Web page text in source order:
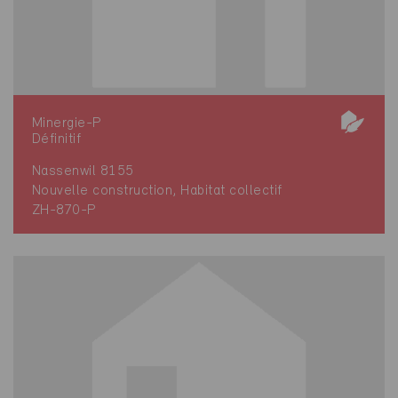
Minergie-P
Définitif
Nassenwil 8155
Nouvelle construction, Habitat collectif
ZH-870-P